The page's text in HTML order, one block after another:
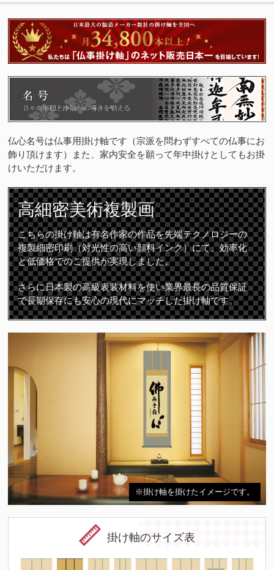
仏心名号は仏事用掛け軸です（宗派を問わずすべての仏事にお
飾り頂けます）また、家内安全を願って年中掛けとしてもお掛
けいただけます。
高細密美術複製画
こちらの掛け軸は有名作家の作品を先端テクノロジーの
複製細密印刷（対光性の高い顔料インク）にて、効率化
と低価格でのご提供が実現しました。
さらに日本製の高級表装材料を使い業界最長の品質保証
で長期保存にも安心の現代にマッチした掛け軸です。
※掛け軸を掛けたイメージです。
掛け軸のサイズ表